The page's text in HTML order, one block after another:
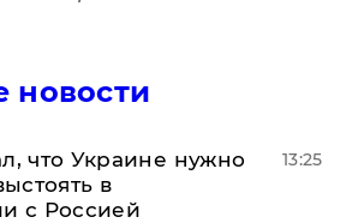
новости
что Украине нужно
в
с Россией
13:25